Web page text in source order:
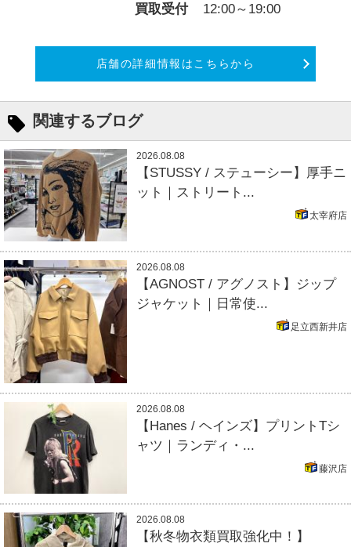
買取受付
12:00～19:00
店舗の詳細情報はこちらから
関連するブログ
2026.08.08
【STUSSY / ステューシー】厚手ニ
ット｜ストリート...
太宰府店
2026.08.08
【AGNOST / アグノスト】ジップ
ジャケット｜日常使...
足立西新井店
2026.08.08
【Hanes / ヘインズ】プリントTシ
ャツ｜ランディ・...
藤沢店
2026.08.08
【秋冬物衣類買取強化中！】